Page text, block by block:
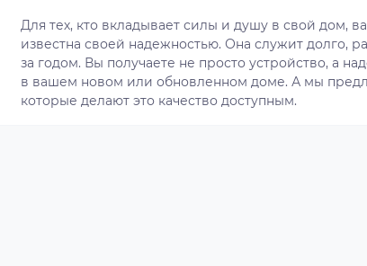
Для тех, кто вкладывает силы и душу в свой дом,
известна своей надежностью. Она служит долго,
за годом. Вы получаете не просто устройство, а
в вашем новом или обновленном доме. А мы
которые делают это качество доступным.